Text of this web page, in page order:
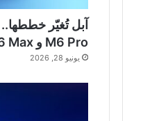
M6 Pro و M6 Max خارج الحسابات
يونيو 28, 2026